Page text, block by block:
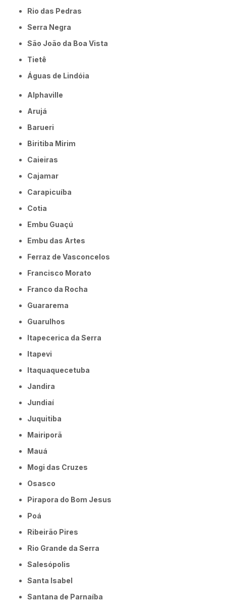
Rio das Pedras
Serra Negra
São João da Boa Vista
Tietê
Águas de Lindóia
Alphaville
Arujá
Barueri
Biritiba Mirim
Caieiras
Cajamar
Carapicuíba
Cotia
Embu Guaçú
Embu das Artes
Ferraz de Vasconcelos
Francisco Morato
Franco da Rocha
Guararema
Guarulhos
Itapecerica da Serra
Itapevi
Itaquaquecetuba
Jandira
Jundiaí
Juquitiba
Mairiporã
Mauá
Mogi das Cruzes
Osasco
Pirapora do Bom Jesus
Poá
Ribeirão Pires
Rio Grande da Serra
Salesópolis
Santa Isabel
Santana de Parnaíba